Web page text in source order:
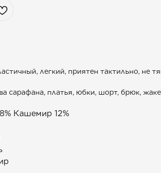
легкий, приятен тактильно, не
сарафана, платья, юбки, шорт, брюк,
Кашемир 12%